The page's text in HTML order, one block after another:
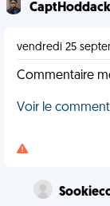
CaptHoddack
vendredi 25
Commentaire
Voir le